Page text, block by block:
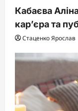
Кабаєва
кар’єра та
Стаценко Ярослав